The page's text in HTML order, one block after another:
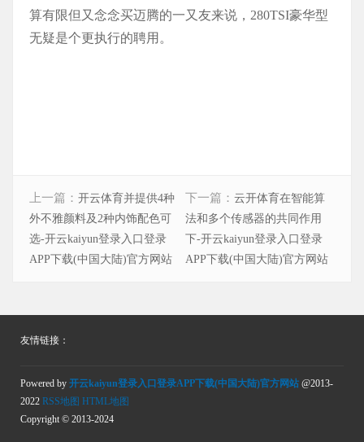
算有限但又念念买迈腾的一又友来说，280TSI豪华型
无疑是个更执行的聘用。
上一篇： 开云体育并提供4种
外不雅颜料及2种内饰配色可
选-开云kaiyun登录入口登录
APP下载(中国大陆)官方网站
下一篇： 云开体育在智能算
法和多个传感器的共同作用
下-开云kaiyun登录入口登录
APP下载(中国大陆)官方网站
友情链接：
Powered by 开云kaiyun登录入口登录APP下载(中国大陆)官方网站 @2013-
2022 RSS地图 HTML地图
Copyright © 2013-2024